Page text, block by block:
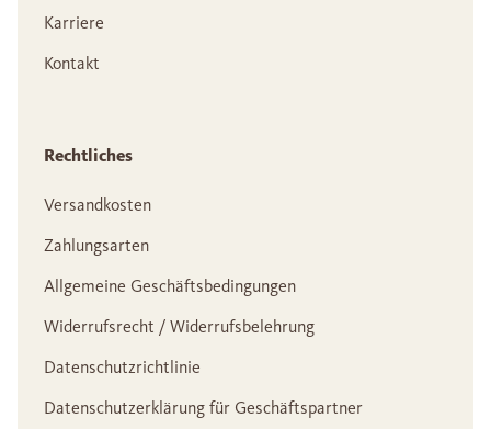
Karriere
Kontakt
Rechtliches
Versandkosten
Zahlungsarten
Allgemeine Geschäftsbedingungen
Widerrufsrecht / Widerrufsbelehrung
Datenschutzrichtlinie
Datenschutzerklärung für Geschäftspartner